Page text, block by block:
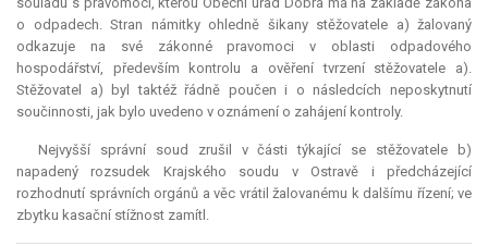
o odpadech. Stran námitky ohledně šikany stěžovatele a) žalovaný
odkazuje na své zákonné pravomoci v oblasti odpadového
hospodářství, především kontrolu a ověření tvrzení stěžovatele a).
Stěžovatel a) byl taktéž řádně poučen i o následcích neposkytnutí
součinnosti, jak bylo uvedeno v oznámení o zahájení kontroly.
Nejvyšší správní soud zrušil v části týkající se stěžovatele b)
napadený rozsudek Krajského soudu v Ostravě i předcházející
rozhodnutí správních orgánů a věc vrátil žalovanému k dalšímu řízení; ve
zbytku kasační stížnost zamítl.